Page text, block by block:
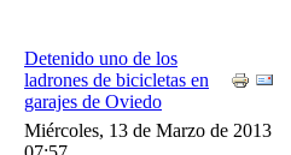
Detenido uno de los
ladrones de bicicletas en
garajes de Oviedo
Miércoles, 13 de Marzo de 2013